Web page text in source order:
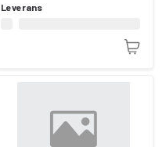
Leverans